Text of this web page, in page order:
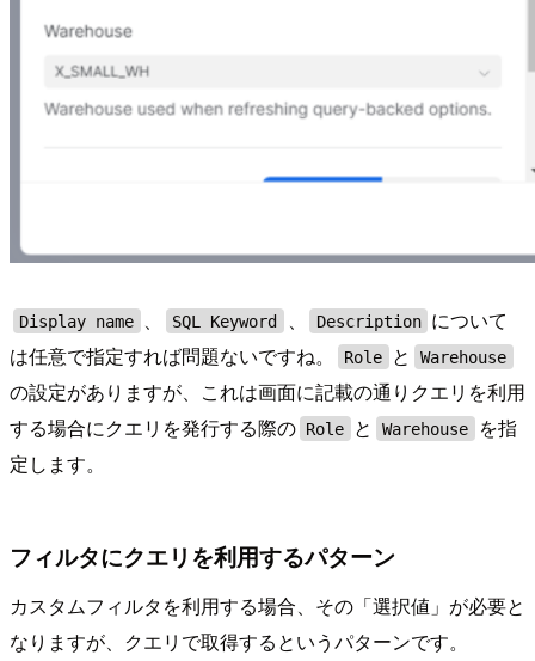
Display name 、 SQL Keyword 、 Description について
は任意で指定すれば問題ないですね。
Role と Warehouse
の設定がありますが、これは画面に記載の通りクエリを利用
する場合にクエリを発行する際の Role と Warehouse
を指
定します。
フィルタにクエリを利用するパターン
カスタムフィルタを利用する場合、その「選択値」が必要と
なりますが、クエリで取得するというパターンです。